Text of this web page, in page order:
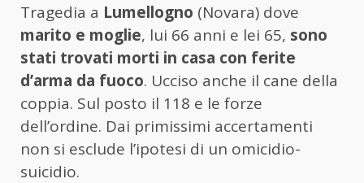
Tragedia a Lumellogno (Novara) dove
marito e moglie, lui 66 anni e lei 65, sono
stati trovati morti in casa con ferite
d’arma da fuoco. Ucciso anche il cane della
coppia. Sul posto il 118 e le forze
dell’ordine. Dai primissimi accertamenti
non si esclude l’ipotesi di un omicidio-
suicidio.